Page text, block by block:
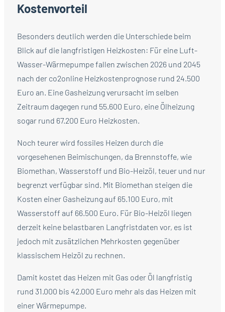
Kostenvorteil
Besonders deutlich werden die Unterschiede beim
Blick auf die langfristigen Heizkosten: Für eine Luft-
Wasser-Wärmepumpe fallen zwischen 2026 und 2045
nach der co2online Heizkostenprognose rund 24.500
Euro an. Eine Gasheizung verursacht im selben
Zeitraum dagegen rund 55.600 Euro, eine Ölheizung
sogar rund 67.200 Euro Heizkosten.
Noch teurer wird fossiles Heizen durch die
vorgesehenen Beimischungen, da Brennstoffe, wie
Biomethan, Wasserstoff und Bio-Heizöl, teuer und nur
begrenzt verfügbar sind. Mit Biomethan steigen die
Kosten einer Gasheizung auf 65.100 Euro, mit
Wasserstoff auf 66.500 Euro. Für Bio-Heizöl liegen
derzeit keine belastbaren Langfristdaten vor, es ist
jedoch mit zusätzlichen Mehrkosten gegenüber
klassischem Heizöl zu rechnen.
Damit kostet das Heizen mit Gas oder Öl langfristig
rund 31.000 bis 42.000 Euro mehr als das Heizen mit
einer Wärmepumpe.